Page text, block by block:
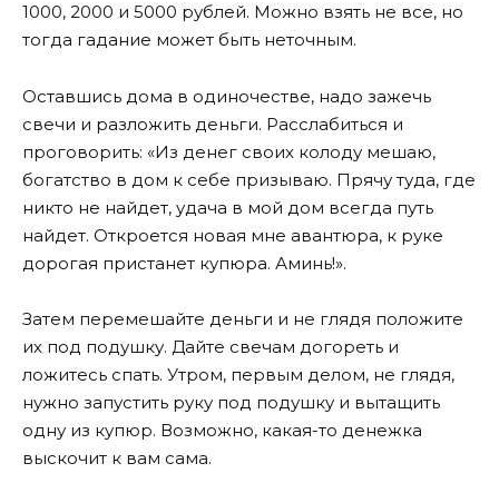
1000, 2000 и 5000 рублей. Можно взять не все, но
тогда гадание может быть неточным.
Оставшись дома в одиночестве, надо зажечь
свечи и разложить деньги. Расслабиться и
проговорить: «Из денег своих колоду мешаю,
богатство в дом к себе призываю. Прячу туда, где
никто не найдет, удача в мой дом всегда путь
найдет. Откроется новая мне авантюра, к руке
дорогая пристанет купюра. Аминь!».
Затем перемешайте деньги и не глядя положите
их под подушку. Дайте свечам догореть и
ложитесь спать. Утром, первым делом, не глядя,
нужно запустить руку под подушку и вытащить
одну из купюр. Возможно, какая-то денежка
выскочит к вам сама.